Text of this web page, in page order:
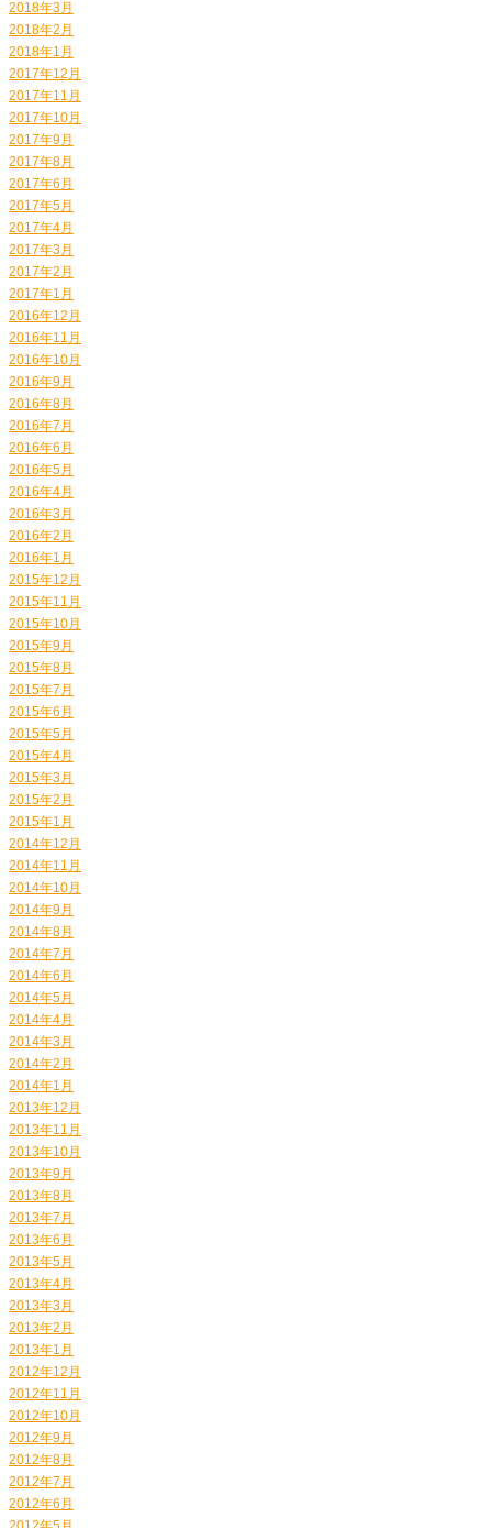
2018年3月
2018年2月
2018年1月
2017年12月
2017年11月
2017年10月
2017年9月
2017年8月
2017年6月
2017年5月
2017年4月
2017年3月
2017年2月
2017年1月
2016年12月
2016年11月
2016年10月
2016年9月
2016年8月
2016年7月
2016年6月
2016年5月
2016年4月
2016年3月
2016年2月
2016年1月
2015年12月
2015年11月
2015年10月
2015年9月
2015年8月
2015年7月
2015年6月
2015年5月
2015年4月
2015年3月
2015年2月
2015年1月
2014年12月
2014年11月
2014年10月
2014年9月
2014年8月
2014年7月
2014年6月
2014年5月
2014年4月
2014年3月
2014年2月
2014年1月
2013年12月
2013年11月
2013年10月
2013年9月
2013年8月
2013年7月
2013年6月
2013年5月
2013年4月
2013年3月
2013年2月
2013年1月
2012年12月
2012年11月
2012年10月
2012年9月
2012年8月
2012年7月
2012年6月